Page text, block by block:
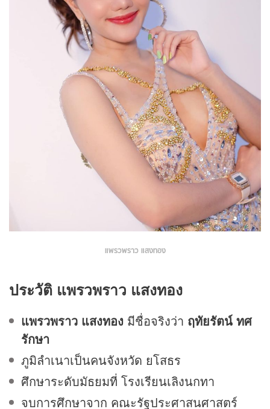
แพรวพราว แสงทอง
ประวัติ แพรวพราว แสงทอง
แพรวพราว แสงทอง มีชื่อจริงว่า ฤทัยรัตน์ ทศ
รักษา
ภูมิลำเนาเป็นคนจังหวัด ยโสธร
ศึกษาระดับมัธยมที่ โรงเรียนเลิงนกทา
จบการศึกษาจาก คณะรัฐประศาสนศาสตร์